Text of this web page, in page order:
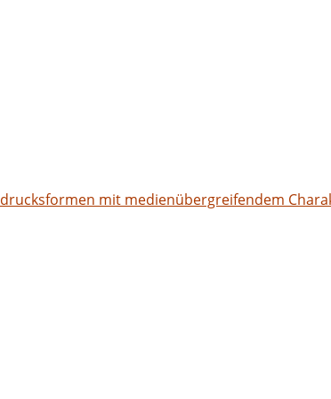
mit medienübergreifendem